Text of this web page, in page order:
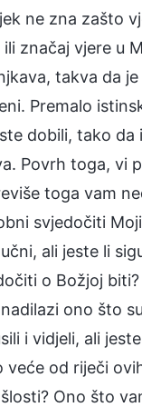
ne zna zašto
značaj vjere u
takva da
Premalo
dobili, tako da
Povrh toga, vi
toga vam
svjedočiti
ali jeste li
o Božjoj
ono što
i vidjeli, ali
veće od riječi
Ono što